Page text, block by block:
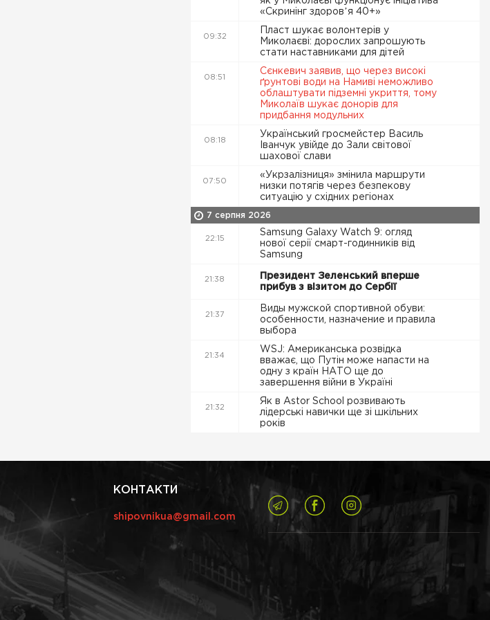
«Скринінг здоровʼя 40+»
09:32
Пласт шукає волонтерів у
Миколаєві: дорослих запрошують
стати наставниками для дітей
08:51
Сєнкевич заявив, що через високі
ґрунтові води на Намиві неможливо
облаштувати підземні укриття, тому
Миколаїв шукає донорів для
придбання модульних
08:18
Український гросмейстер Василь
Іванчук увійде до Зали світової
шахової слави
07:50
«Укрзалізниця» змінила маршрути
низки потягів через безпекову
ситуацію у східних регіонах
7 серпня 2026
22:15
Samsung Galaxy Watch 9: огляд
нової серії смарт-годинників від
Samsung
21:38
Президент Зеленський вперше
прибув з візитом до Сербії
21:37
Виды мужской спортивной обуви:
особенности, назначение и правила
выбора
21:34
WSJ: Американська розвідка
вважає, що Путін може напасти на
одну з країн НАТО ще до
завершення війни в Україні
21:32
Як в Astor School розвивають
лідерські навички ще зі шкільних
років
КОНТАКТИ
shipovnikua@gmail.com